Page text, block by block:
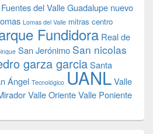
Fuentes del ValleGuadalupe nuevo
Lomas del Valle mitras centro
Fundidora Real de
San Jerónimo San nicolas
garza garciaSanta
Ángel Tecnológico UANLValle
Valle OrienteValle Poniente